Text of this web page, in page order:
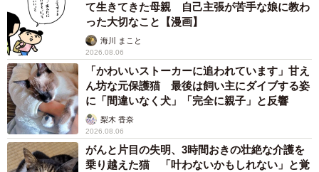
て生きてきた母親 自己主張が苦手な娘に教わ
った大切なこと【漫画】
海川 まこと
2026.08.06
「かわいいストーカーに追われています」甘え
ん坊な元保護猫 最後は飼い主にダイブする姿
に「間違いなく犬」「完全に親子」と反響
梨木 香奈
2026.08.06
がんと片目の失明、3時間おきの壮絶な介護を
乗り越えた猫 「叶わないかもしれない」と覚